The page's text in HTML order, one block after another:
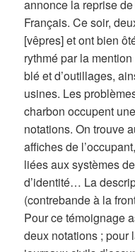
annonce la reprise
Français. Ce soir,
[vêpres] et ont bien
rythmé par la
blé et d’outillages,
usines. Les
charbon occupent
notations. On trouve
affiches de
liées aux systèmes
d’identité… La
(contrebande à la
Pour ce témoignage
deux notations ; pour